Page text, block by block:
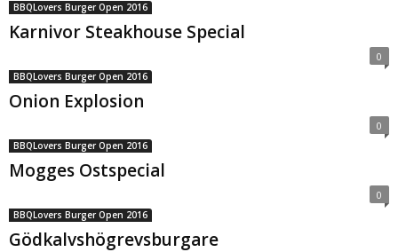
BBQLovers Burger Open 2016
Karnivor Steakhouse Special
0
BBQLovers Burger Open 2016
Onion Explosion
0
BBQLovers Burger Open 2016
Mogges Ostspecial
0
BBQLovers Burger Open 2016
Gödkalvshögrevsburgare